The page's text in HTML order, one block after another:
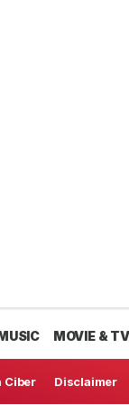
MOVIE & TV
Ciber Disclaimer